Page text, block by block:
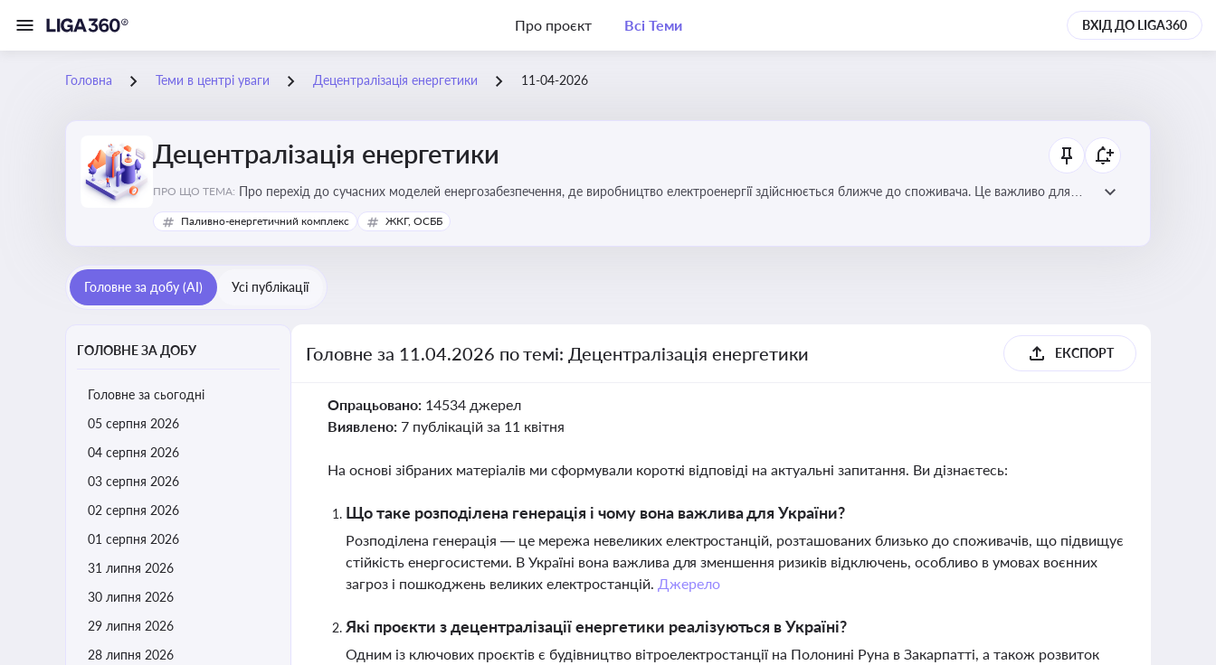
Про проєкт Всі Теми ВХІД ДО LIGA360
Головна Теми в центрі уваги Децентралізація енергетики 11-04-2026
Децентралізація енергетики
ПРО ЩО ТЕМА: Про перехід до сучасних моделей енергозабезпечення, де виробництво електроенергії здійснюється ближче до споживача. Це важливо для
підвищення енергонезалежності громад, зменшення втрат при транспортуванні енергії та стимулювання розвитку відновлюваних джерел
Паливно-енергетичний комплекс ЖКГ, ОСББ
Головне за добу (AI) Усі публікації
ГОЛОВНЕ ЗА ДОБУ
Головне за сьогодні
05 серпня 2026
04 серпня 2026
03 серпня 2026
02 серпня 2026
01 серпня 2026
31 липня 2026
30 липня 2026
29 липня 2026
28 липня 2026
Головне за 11.04.2026 по темі: Децентралізація енергетики ЕКСПОРТ
Опрацьовано: 14534 джерел
Виявлено: 7 публікацій за 11 квітня
На основі зібраних матеріалів ми сформували короткі відповіді на актуальні запитання. Ви дізнаєтесь:
Що таке розподілена генерація і чому вона важлива для України?
Розподілена генерація — це мережа невеликих електростанцій, розташованих близько до споживачів, що підвищує
стійкість енергосистеми. В Україні вона важлива для зменшення ризиків відключень, особливо в умовах воєнних
загроз і пошкоджень великих електростанцій. Джерело
Які проєкти з децентралізації енергетики реалізуються в Україні?
Одним із ключових проєктів є будівництво вітроелектростанції на Полонині Руна в Закарпатті, а також розвиток